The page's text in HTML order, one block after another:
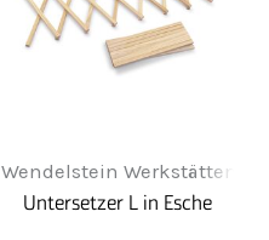
Wendelstein Werkstätten
Untersetzer L in Esche